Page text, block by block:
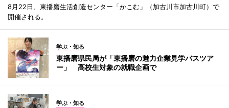
8月22日、東播磨生活創造センター「かこむ」（加古川市加古川町）で
開催される。
学ぶ・知る
東播磨県民局が「東播磨の魅力企業見学バスツア
ー」 高校生対象の就職企画で
学ぶ・知る